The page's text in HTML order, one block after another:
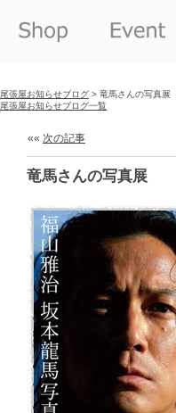
尾張屋お知らせブログ > 竜馬さんの写真展
尾張屋お知らせブログ一覧
«« 次の記事
竜馬さんの写真展